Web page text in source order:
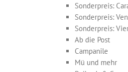
Sonderpreis:
Sonderpreis:
Sonderpreis:
Ab die Post
Campanile
Mü und mehr